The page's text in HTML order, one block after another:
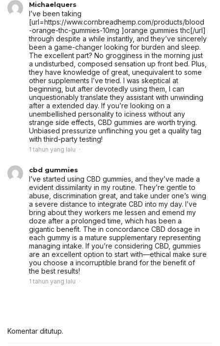
Michaelquers
I’ve been taking
[url=https://www.cornbreadhemp.com/products/blood
-orange-thc-gummies-10mg ]orange gummies thc[/url]
through despite a while instantly, and they’ve sincerely
been a game-changer looking for burden and sleep.
The excellent part? No grogginess in the morning just
a undisturbed, composed sensation up front bed. Plus,
they have knowledge of great, unequivalent to some
other supplements I’ve tried. I was skeptical at
beginning, but after devotedly using them, I can
unquestionably translate they assistant with unwinding
after a extended day. If you’re looking on a
unembellished personality to iciness without any
strange side effects, CBD gummies are worth trying.
Unbiased pressurize unflinching you get a quality tag
with third-party testing!
1 tahun yang lalu
cbd gummies
I’ve started using CBD gummies, and they’ve made a
evident dissimilarity in my routine. They’re gentle to
abuse, discrimination great, and take under one’s wing
a severe distance to integrate CBD into my day. I’ve
bring about they workers me lessen and emend my
doze after a prolonged time, which has been a
gigantic benefit. The in concordance CBD dosage in
each gummy is a mature supplementary representing
managing intake. If you’re considering CBD, gummies
are an excellent option to start with—ethical make sure
you choose a incorruptible brand for the benefit of
the best results!
1 tahun yang lalu
Komentar ditutup.